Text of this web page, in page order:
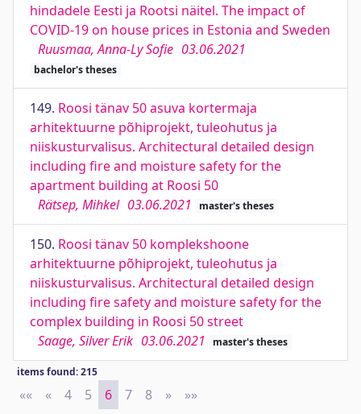
hindadele Eesti ja Rootsi näitel. The impact of
COVID-19 on house prices in Estonia and Sweden
Ruusmaa, Anna-Ly Sofie 03.06.2021
bachelor's theses
149. Roosi tänav 50 asuva kortermaja
arhitektuurne põhiprojekt, tuleohutus ja
niiskusturvalisus. Architectural detailed design
including fire and moisture safety for the
apartment building at Roosi 50
Rätsep, Mihkel 03.06.2021 master's theses
150. Roosi tänav 50 komplekshoone
arhitektuurne põhiprojekt, tuleohutus ja
niiskusturvalisus. Architectural detailed design
including fire safety and moisture safety for the
complex building in Roosi 50 street
Saage, Silver Erik 03.06.2021 master's theses
items found: 215
«« First
« Previous
4 5 6 7 8 » Next
»»